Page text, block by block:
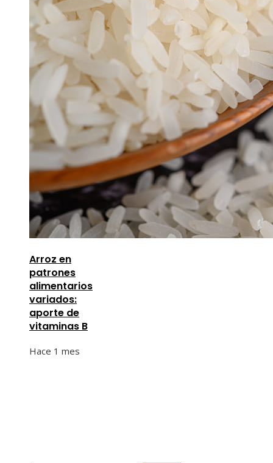
Arroz en
patrones
alimentarios
variados:
aporte de
vitaminas B
Hace 1 mes